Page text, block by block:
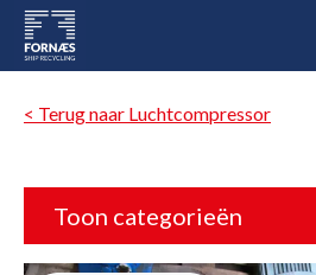
< Terug naar Luchtcompressor
Toon categorieën